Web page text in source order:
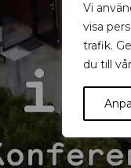
Vi
visa
trafik.
du till